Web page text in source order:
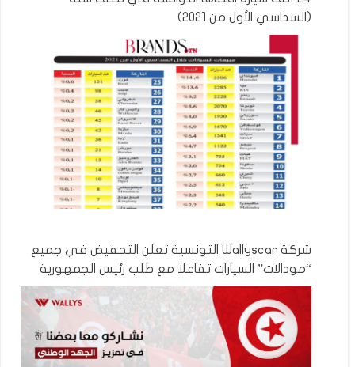
(السداسي الأول من 2021)
شركة Wallyscar التونسية تعلن التحفيض في جميع
“مودالات” السيارات تفاعلا مع طلب رئيس الجمهورية